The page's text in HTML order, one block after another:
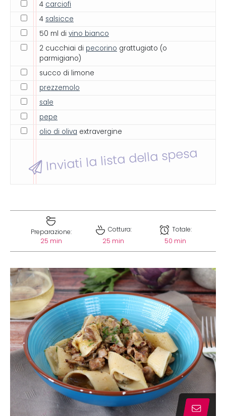
4 carciofi
4 salsicce
50 ml di vino bianco
2 cucchiai di pecorino grattugiato (o
parmigiano)
succo di limone
prezzemolo
sale
pepe
olio di oliva extravergine
Inviati la lista della spesa
Preparazione:
25 min
Cottura:
25 min
Totale:
50 min